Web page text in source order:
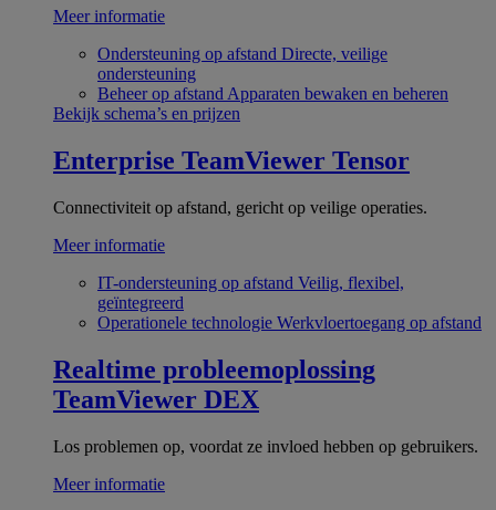
Meer informatie
Ondersteuning op afstand Directe, veilige
ondersteuning
Beheer op afstand Apparaten bewaken en beheren
Bekijk schema’s en prijzen
Enterprise TeamViewer Tensor
Connectiviteit op afstand, gericht op veilige operaties.
Meer informatie
IT-ondersteuning op afstand Veilig, flexibel,
geïntegreerd
Operationele technologie Werkvloertoegang op afstand
Realtime probleemoplossing
TeamViewer DEX
Los problemen op, voordat ze invloed hebben op gebruikers.
Meer informatie